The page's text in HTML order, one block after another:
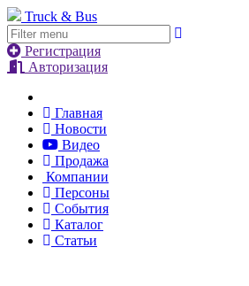
Truck & Bus
Регистрация
Авторизация
Главная
Новости
Видео
Продажа
Компании
Персоны
События
Каталог
Статьи